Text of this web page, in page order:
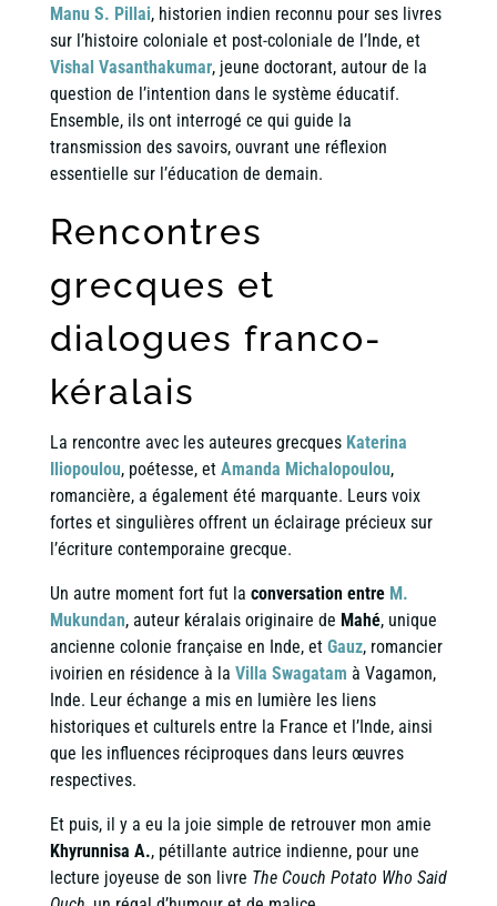
Manu S. Pillai, historien indien reconnu pour ses livres
sur l’histoire coloniale et post-coloniale de l’Inde, et
Vishal Vasanthakumar, jeune doctorant, autour de la
question de l’intention dans le système éducatif.
Ensemble, ils ont interrogé ce qui guide la
transmission des savoirs, ouvrant une réflexion
essentielle sur l’éducation de demain.
Rencontres
grecques et
dialogues franco-
kéralais
La rencontre avec les auteures grecques Katerina
Iliopoulou, poétesse, et Amanda Michalopoulou,
romancière, a également été marquante. Leurs voix
fortes et singulières offrent un éclairage précieux sur
l’écriture contemporaine grecque.
Un autre moment fort fut la conversation entre M.
Mukundan, auteur kéralais originaire de Mahé, unique
ancienne colonie française en Inde, et Gauz, romancier
ivoirien en résidence à la Villa Swagatam à Vagamon,
Inde. Leur échange a mis en lumière les liens
historiques et culturels entre la France et l’Inde, ainsi
que les influences réciproques dans leurs œuvres
respectives.
Et puis, il y a eu la joie simple de retrouver mon amie
Khyrunnisa A., pétillante autrice indienne, pour une
lecture joyeuse de son livre The Couch Potato Who Said